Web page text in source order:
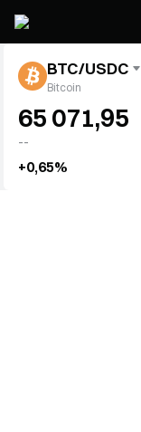
BTC/USDC
Bitcoin
65 071,95
--
+0,65%